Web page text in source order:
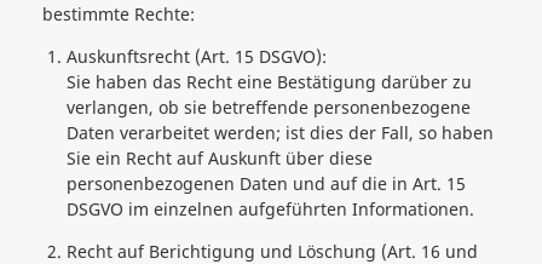
bestimmte Rechte:
Auskunftsrecht (Art. 15 DSGVO):
Sie haben das Recht eine Bestätigung darüber zu
verlangen, ob sie betreffende personenbezogene
Daten verarbeitet werden; ist dies der Fall, so haben
Sie ein Recht auf Auskunft über diese
personenbezogenen Daten und auf die in Art. 15
DSGVO im einzelnen aufgeführten Informationen.
Recht auf Berichtigung und Löschung (Art. 16 und